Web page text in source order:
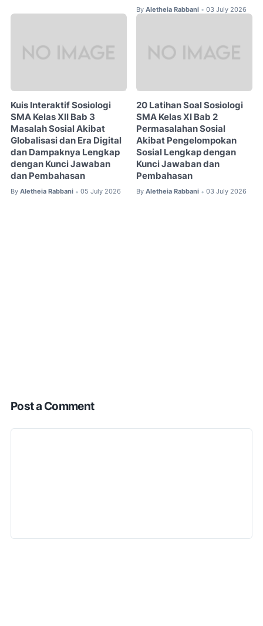
By Aletheia Rabbani • 03 July 2026
Kuis Interaktif Sosiologi
SMA Kelas XII Bab 3
Masalah Sosial Akibat
Globalisasi dan Era Digital
dan Dampaknya Lengkap
dengan Kunci Jawaban
dan Pembahasan
By Aletheia Rabbani • 05 July 2026
20 Latihan Soal Sosiologi
SMA Kelas XI Bab 2
Permasalahan Sosial
Akibat Pengelompokan
Sosial Lengkap dengan
Kunci Jawaban dan
Pembahasan
By Aletheia Rabbani • 03 July 2026
Post a Comment